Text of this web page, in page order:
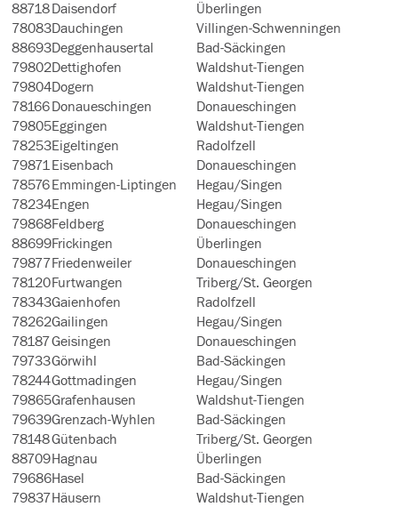
88718Daisendorf
Überlingen
78083Dauchingen
Villingen-Schwenningen
88693Deggenhausertal
Bad-Säckingen
79802Dettighofen
Waldshut-Tiengen
79804Dogern
Waldshut-Tiengen
78166Donaueschingen
Donaueschingen
79805Eggingen
Waldshut-Tiengen
78253Eigeltingen
Radolfzell
79871Eisenbach
Donaueschingen
78576Emmingen-Liptingen
Hegau/Singen
78234Engen
Hegau/Singen
79868Feldberg
Donaueschingen
88699Frickingen
Überlingen
79877Friedenweiler
Donaueschingen
78120Furtwangen
Triberg/St. Georgen
78343Gaienhofen
Radolfzell
78262Gailingen
Hegau/Singen
78187Geisingen
Donaueschingen
79733Görwihl
Bad-Säckingen
78244Gottmadingen
Hegau/Singen
79865Grafenhausen
Waldshut-Tiengen
79639Grenzach-Wyhlen
Bad-Säckingen
78148Gütenbach
Triberg/St. Georgen
88709Hagnau
Überlingen
79686Hasel
Bad-Säckingen
79837Häusern
Waldshut-Tiengen